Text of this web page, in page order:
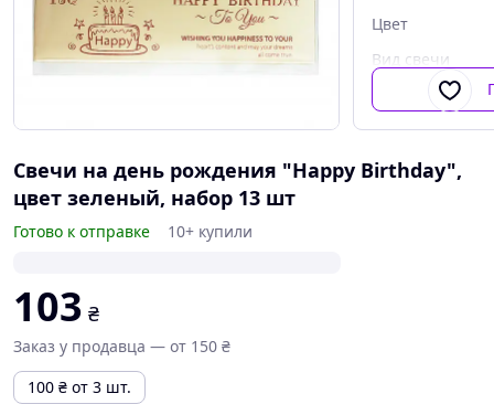
Цвет
Вид свечи
Свечи на день рождения "Happy Birthday",
цвет зеленый, набор 13 шт
Готово к отправке 10+ купили
103 ₴
Заказ у продавца — от 150 ₴
100 ₴ от 3 шт.